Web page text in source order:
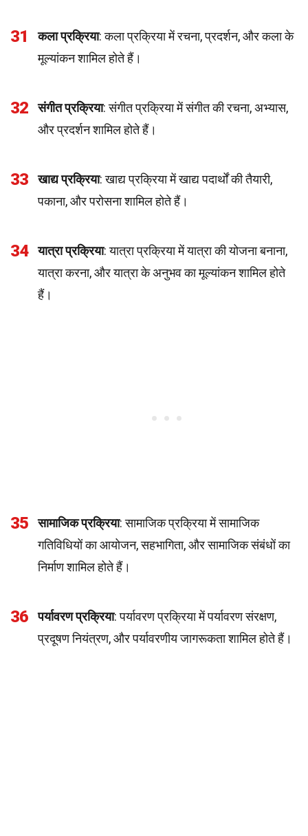
31 कला प्रक्रिया: कला प्रक्रिया में रचना, प्रदर्शन, और कला के
मूल्यांकन शामिल होते हैं।
32 संगीत प्रक्रिया: संगीत प्रक्रिया में संगीत की रचना, अभ्यास,
और प्रदर्शन शामिल होते हैं।
33 खाद्य प्रक्रिया: खाद्य प्रक्रिया में खाद्य पदार्थों की तैयारी,
पकाना, और परोसना शामिल होते हैं।
34 यात्रा प्रक्रिया: यात्रा प्रक्रिया में यात्रा की योजना बनाना,
यात्रा करना, और यात्रा के अनुभव का मूल्यांकन शामिल होते
हैं।
35 सामाजिक प्रक्रिया: सामाजिक प्रक्रिया में सामाजिक
गतिविधियों का आयोजन, सहभागिता, और सामाजिक संबंधों का
निर्माण शामिल होते हैं।
36 पर्यावरण प्रक्रिया: पर्यावरण प्रक्रिया में पर्यावरण संरक्षण,
प्रदूषण नियंत्रण, और पर्यावरणीय जागरूकता शामिल होते हैं।